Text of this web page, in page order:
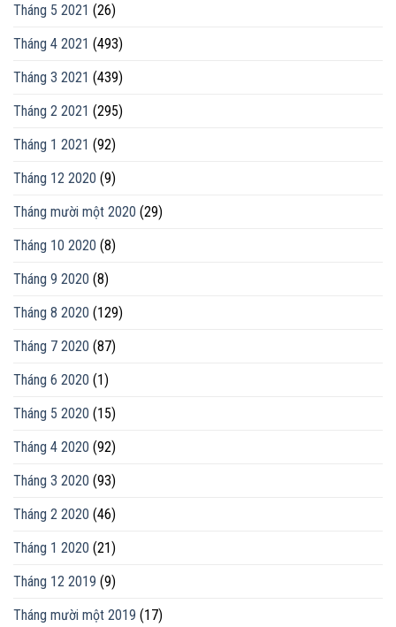
Tháng 5 2021 (26)
Tháng 4 2021 (493)
Tháng 3 2021 (439)
Tháng 2 2021 (295)
Tháng 1 2021 (92)
Tháng 12 2020 (9)
Tháng mười một 2020 (29)
Tháng 10 2020 (8)
Tháng 9 2020 (8)
Tháng 8 2020 (129)
Tháng 7 2020 (87)
Tháng 6 2020 (1)
Tháng 5 2020 (15)
Tháng 4 2020 (92)
Tháng 3 2020 (93)
Tháng 2 2020 (46)
Tháng 1 2020 (21)
Tháng 12 2019 (9)
Tháng mười một 2019 (17)